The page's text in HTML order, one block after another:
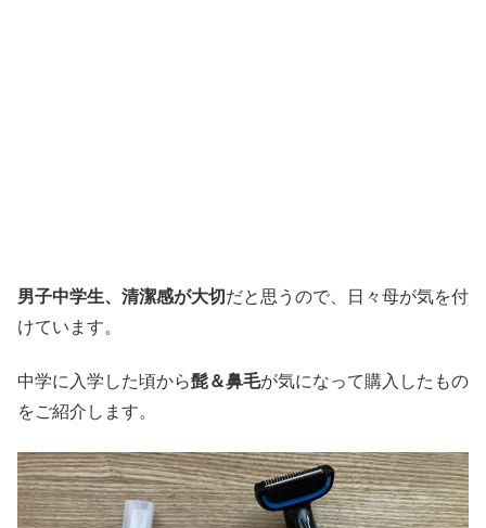
男子中学生、清潔感が大切 だと思うので、日々母が気を付
けています。
中学に入学した頃から髭＆鼻毛が気になって購入したもの
をご紹介します。